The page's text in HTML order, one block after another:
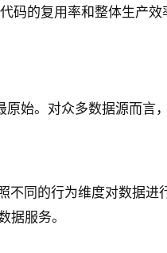
的复用率和整体生产
始。对众多数据源而
同的行为维度对数据
据服务。